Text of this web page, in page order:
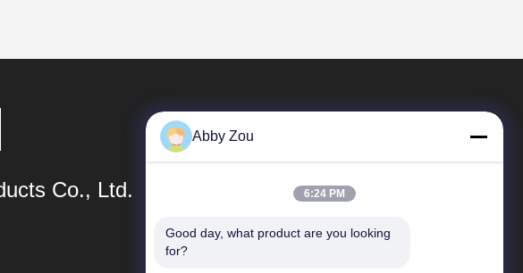
Co., Ltd.
Быстрые Связи
Abby Zou
6:24 PM
Good day, what product are you looking
for?